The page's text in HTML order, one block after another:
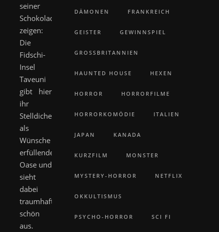
seiner
Schokoladenseite
zeigen:
Die
Fidschi-
Insel
Taveuni
gibt hier
ihr
Stelldichein
als
Wünsche
erfüllende
Oase und
sieht
dabei
traumhaft
schön
aus.
DÄMONEN FRANKREICH
GEISTER GEWINNSPIEL
GROSSBRITANNIEN
HAUNTED HOUSE HEXEN
HORROR HORRORFILME
HORRORKOMÖDIE ITALIEN
JAPAN KANADA
KURZFILM MONSTER
MYSTERY-HORROR NETFLIX
OKKULTISMUS
PSYCHO-HORROR SCI FI